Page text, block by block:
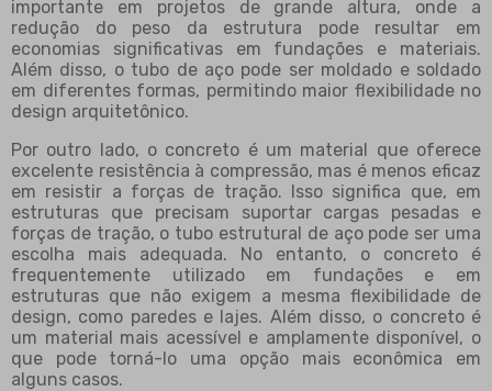
importante em projetos de grande altura, onde a
redução do peso da estrutura pode resultar em
economias significativas em fundações e materiais.
Além disso, o tubo de aço pode ser moldado e soldado
em diferentes formas, permitindo maior flexibilidade no
design arquitetônico.
Por outro lado, o concreto é um material que oferece
excelente resistência à compressão, mas é menos eficaz
em resistir a forças de tração. Isso significa que, em
estruturas que precisam suportar cargas pesadas e
forças de tração, o tubo estrutural de aço pode ser uma
escolha mais adequada. No entanto, o concreto é
frequentemente utilizado em fundações e em
estruturas que não exigem a mesma flexibilidade de
design, como paredes e lajes. Além disso, o concreto é
um material mais acessível e amplamente disponível, o
que pode torná-lo uma opção mais econômica em
alguns casos.